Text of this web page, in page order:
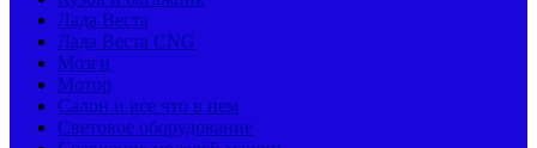
Лада Веста
Лада Веста CNG
Мозги
Мотор
Салон и все что в нем
Световое оборудование